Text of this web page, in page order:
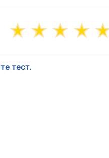
тест.